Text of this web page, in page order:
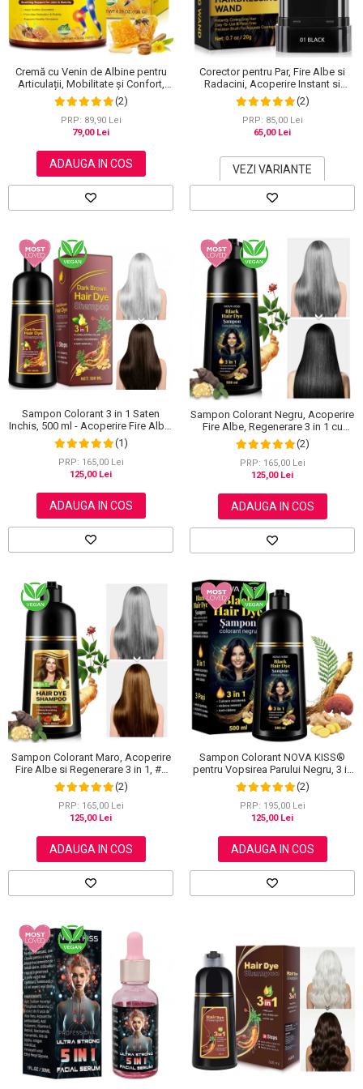
Scrub / Balsam de buze
Netestate pe Animale
Cremă cu Venin de Albine pentru
Articulații, Mobilitate și Confort,
120 g
(2)
PRP: 89,90 Lei
79,00 Lei
ADAUGA IN COS
Corector pentru Par, Fire Albe si
Radacini, Acoperire Instant si
Rezistenta la Transfer, 20 g
(2)
PRP: 85,00 Lei
65,00 Lei
VEZI VARIANTE
Sampon Colorant 3 in 1 Saten
Inchis, 500 ml - Acoperire Fire Albe,
Hranire si Anti-Cadere
(1)
PRP: 165,00 Lei
125,00 Lei
ADAUGA IN COS
Sampon Colorant Negru, Acoperire
Fire Albe, Regenerare 3 in 1 cu
Ghimbir, 500 ml
(2)
PRP: 165,00 Lei
125,00 Lei
ADAUGA IN COS
Sampon Colorant Maro, Acoperire
Fire Albe si Regenerare 3 in 1, #2
Brown, 500 ml
(2)
PRP: 165,00 Lei
125,00 Lei
ADAUGA IN COS
Sampon Colorant NOVA KISS®
pentru Vopsirea Parului Negru, 3 in
1, Acoperire Fire Albe, 500 ml
(2)
PRP: 195,00 Lei
125,00 Lei
ADAUGA IN COS